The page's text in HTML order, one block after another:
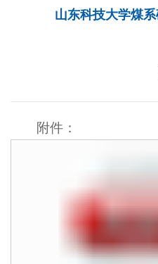
山东科技大学煤
附件：